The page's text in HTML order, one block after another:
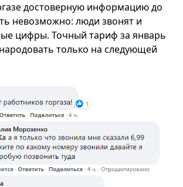
достоверную информацию до
невозможно: люди звонят и
цифры. Точный тариф за январь
только на следующей